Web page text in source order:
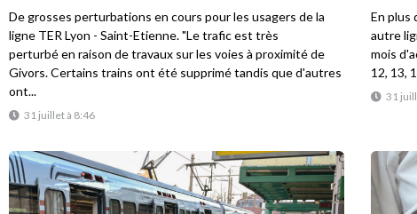
31 juillet à 8:46
De grosses perturbations en cours pour les usagers de la
ligne TER Lyon - Saint-Etienne. "Le trafic est très
perturbé en raison de travaux sur les voies à proximité de
Givors. Certains trains ont été supprimé tandis que d'autres
ont...
31
En plus
autre
mois
12, 13,